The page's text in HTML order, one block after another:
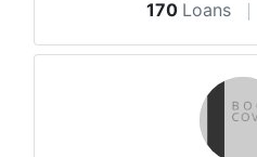
170 Loans